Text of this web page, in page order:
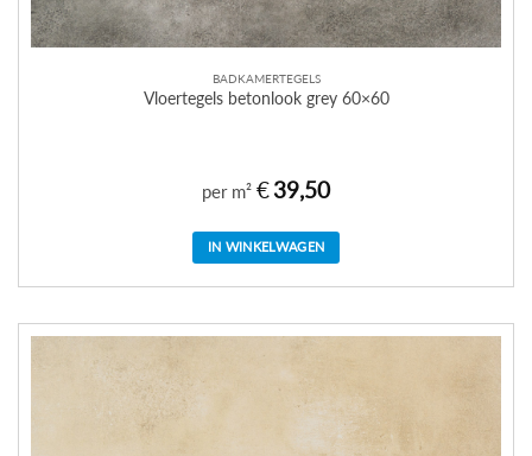
BADKAMERTEGELS
Vloertegels betonlook grey 60×60
per m² €39,50
IN WINKELWAGEN